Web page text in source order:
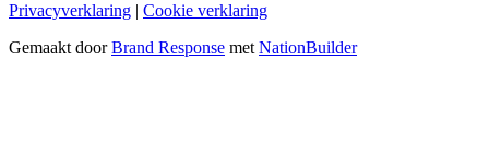
Privacyverklaring | Cookie verklaring
Gemaakt doorBrand Response metNationBuilder